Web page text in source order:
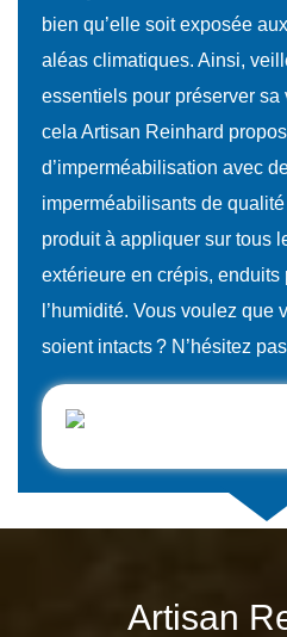
bien qu’elle soit exposée
aléas climatiques. Ainsi,
essentiels pour préserver
cela Artisan Reinhard
d’imperméabilisation avec
imperméabilisants de qualité
produit à appliquer sur tous
extérieure en crépis, enduits
l’humidité. Vous voulez que
soient intacts ? N’hésitez
Artisan